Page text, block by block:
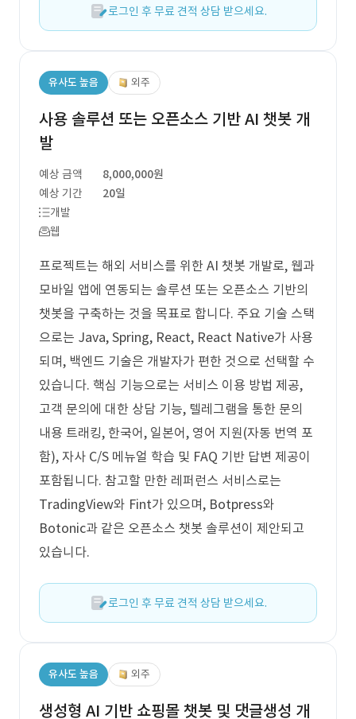
로그인 후 무료 견적 상담 받으세요.
유사도 높음 외주
사용 솔루션 또는 오픈소스 기반 AI 챗봇 개
발
예상 금액
8,000,000원
예상 기간
20일
개발
웹
프로젝트는 해외 서비스를 위한 AI 챗봇 개발로, 웹과
모바일 앱에 연동되는 솔루션 또는 오픈소스 기반의
챗봇을 구축하는 것을 목표로 합니다. 주요 기술 스택
으로는 Java, Spring, React, React Native가 사용
되며, 백엔드 기술은 개발자가 편한 것으로 선택할 수
있습니다. 핵심 기능으로는 서비스 이용 방법 제공,
고객 문의에 대한 상담 기능, 텔레그램을 통한 문의
내용 트래킹, 한국어, 일본어, 영어 지원(자동 번역 포
함), 자사 C/S 메뉴얼 학습 및 FAQ 기반 답변 제공이
포함됩니다. 참고할 만한 레퍼런스 서비스로는
TradingView와 Fint가 있으며, Botpress와
Botonic과 같은 오픈소스 챗봇 솔루션이 제안되고
있습니다.
로그인 후 무료 견적 상담 받으세요.
유사도 높음 외주
생성형 AI 기반 쇼핑몰 챗봇 및 댓글생성 개